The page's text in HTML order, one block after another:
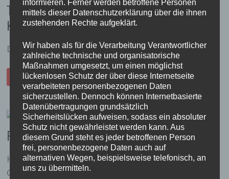
Thomas II. und Christiane I. Wirtz, das
Königspaar im Jubiläumsjahr 2025
Die Vorstellung des Throns . . .
THOMAS
UND
CHRISTIANE
WIRTZ,
DAS
KÖNIGSPAAR
JUBILÄUMSJAHR
2025
WEITERLESEN
Familiennachmittag 2025
Hier gibt es Bilder vom Familiennachmittag inkl.
Gruppenbilder . . .
informieren. Ferner werden betroffene Personen
mittels dieser Datenschutzerklärung über die ihnen
zustehenden Rechte aufgeklärt.
Wir haben als für die Verarbeitung Verantwortlicher
zahlreiche technische und organisatorische
Maßnahmen umgesetzt, um einen möglichst
lückenlosen Schutz der über diese Internetseite
verarbeiteten personenbezogenen Daten
sicherzustellen. Dennoch können Internetbasierte
Datenübertragungen grundsätzlich
Sicherheitslücken aufweisen, sodass ein absoluter
Schutz nicht gewährleistet werden kann. Aus
diesem Grund steht es jeder betroffenen Person
frei, personenbezogene Daten auch auf
alternativen Wegen, beispielsweise telefonisch, an
uns zu übermitteln.